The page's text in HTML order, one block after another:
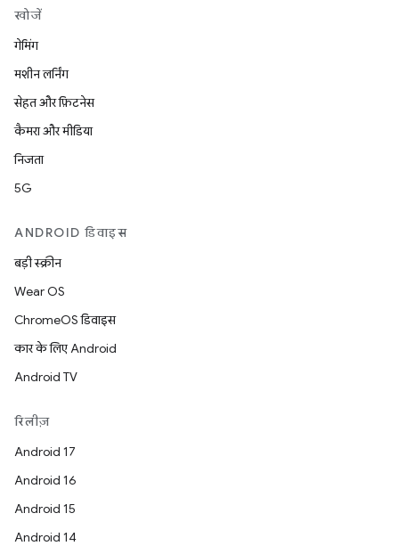
खोजें
गेमिंग
मशीन लर्निंग
सेहत और फ़िटनेस
कैमरा और मीडिया
निजता
5G
ANDROID डिवाइस
बड़ी स्क्रीन
Wear OS
ChromeOS डिवाइस
कार के लिए Android
Android TV
रिलीज़
Android 17
Android 16
Android 15
Android 14